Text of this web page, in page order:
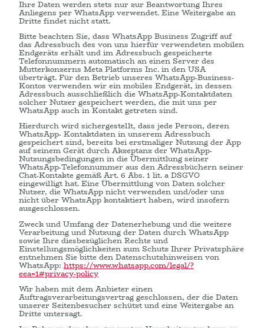
Ihre Daten werden stets nur zur Beantwortung Ihres
Anliegens per WhatsApp verwendet. Eine Weitergabe an
Dritte findet nicht statt.
Bitte beachten Sie, dass WhatsApp Business Zugriff auf
das Adressbuch des von uns hierfür verwendeten mobilen
Endgeräts erhält und im Adressbuch gespeicherte
Telefonnummern automatisch an einen Server des
Mutterkonzerns Meta Platforms Inc. in den USA
überträgt. Für den Betrieb unseres WhatsApp-Business-
Kontos verwenden wir ein mobiles Endgerät, in dessen
Adressbuch ausschließlich die WhatsApp-Kontaktdaten
solcher Nutzer gespeichert werden, die mit uns per
WhatsApp auch in Kontakt getreten sind.
Hierdurch wird sichergestellt, dass jede Person, deren
WhatsApp- Kontaktdaten in unserem Adressbuch
gespeichert sind, bereits bei erstmaliger Nutzung der App
auf seinem Gerät durch Akzeptanz der WhatsApp-
Nutzungsbedingungen in die Übermittlung seiner
WhatsApp-Telefonnummer aus den Adressbüchern seiner
Chat-Kontakte gemäß Art. 6 Abs. 1 lit. a DSGVO
eingewilligt hat. Eine Übermittlung von Daten solcher
Nutzer, die WhatsApp nicht verwenden und/oder uns
nicht über WhatsApp kontaktiert haben, wird insofern
ausgeschlossen.
Zweck und Umfang der Datenerhebung und die weitere
Verarbeitung und Nutzung der Daten durch WhatsApp
sowie Ihre diesbezüglichen Rechte und
Einstellungsmöglichkeiten zum Schutz Ihrer Privatsphäre
entnehmen Sie bitte den Datenschutzhinweisen von
WhatsApp: https://www.whatsapp.com/legal/?
eea=1#privacy-policy
Wir haben mit dem Anbieter einen
Auftragsverarbeitungsvertrag geschlossen, der die Daten
unserer Seitenbesucher schützt und eine Weitergabe an
Dritte untersagt.